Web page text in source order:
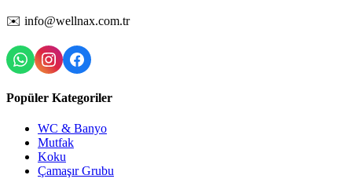
✉️ info@wellnax.com.tr
Popüler Kategoriler
WC & Banyo
Mutfak
Koku
Çamaşır Grubu